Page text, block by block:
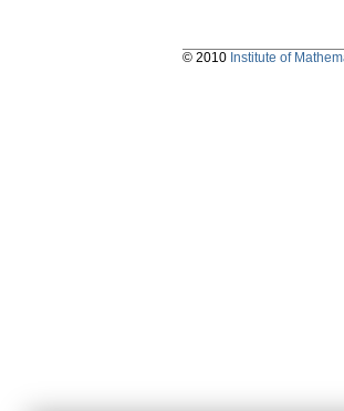
© 2010 Institute of